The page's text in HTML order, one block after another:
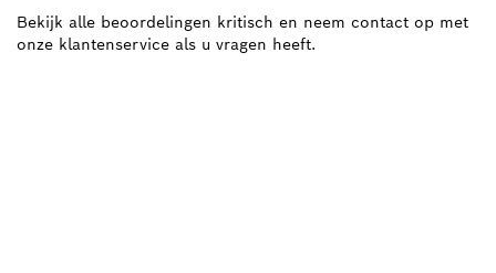
Bekijk alle beoordelingen kritisch en neem contact op met
onze klantenservice als u vragen heeft.